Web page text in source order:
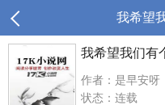
我希望
我希望我们有
作者：是早安呀
状态：连载